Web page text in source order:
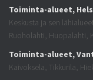
Toiminta-alueet,
Keskusta ja sen
Ruoholahti, Huopalahti,
Toiminta-alueet,
Kaivoksela, Tikkurila,